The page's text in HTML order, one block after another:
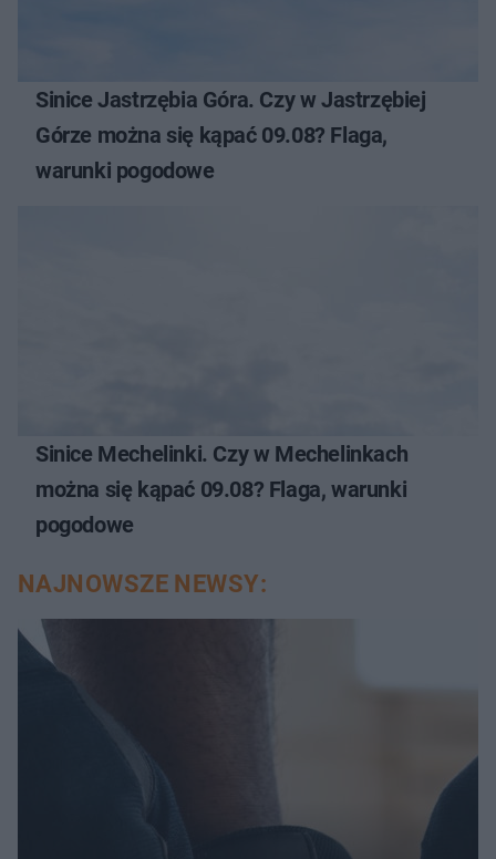
Sinice Jastrzębia Góra. Czy w Jastrzębiej
Górze można się kąpać 09.08? Flaga,
warunki pogodowe
Sinice Mechelinki. Czy w Mechelinkach
można się kąpać 09.08? Flaga, warunki
pogodowe
NAJNOWSZE NEWSY: